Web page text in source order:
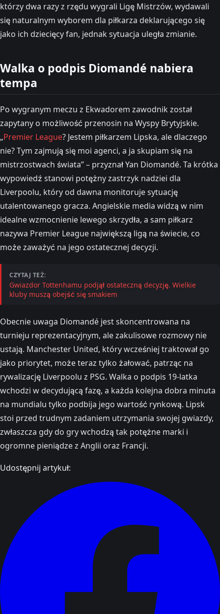
którzy dwa razy z rzędu wygrali Ligę Mistrzów, wydawali
się naturalnym wyborem dla piłkarza deklarującego się
jako ich dziecięcy fan, jednak sytuacja uległa zmianie.
Walka o podpis Diomandé nabiera
tempa
Po wygranym meczu z Ekwadorem zawodnik został
zapytany o możliwość przenosin na Wyspy Brytyjskie.
„Premier League? Jestem piłkarzem Lipska, ale dlaczego
nie? Tym zajmują się moi agenci, a ja skupiam się na
mistrzostwach świata” – przyznał Yan Diomandé. Ta krótka
wypowiedź stanowi potężny zastrzyk nadziei dla
Liverpoolu, który od dawna monitoruje sytuację
utalentowanego gracza. Angielskie media widzą w nim
idealne wzmocnienie lewego skrzydła, a sam piłkarz
nazywa Premier League największą ligą na świecie, co
może zaważyć na jego ostatecznej decyzji.
CZYTAJ TEŻ:
Gwiazdor Tottenhamu podjął ostateczną decyzję. Wielkie
kluby muszą obejść się smakiem
Obecnie uwaga Diomandé jest skoncentrowana na
turnieju reprezentacyjnym, ale zakulisowe rozmowy nie
ustają. Manchester United, który wcześniej traktował go
jako priorytet, może teraz tylko żałować, patrząc na
rywalizację Liverpoolu z PSG. Walka o podpis 19-latka
wchodzi w decydującą fazę, a każda kolejna dobra minuta
na mundialu tylko podbija jego wartość rynkową. Lipsk
stoi przed trudnym zadaniem utrzymania swojej gwiazdy,
zwłaszcza gdy do gry wchodzą tak potężne marki i
ogromne pieniądze z Anglii oraz Francji.
Udostępnij artykuł: